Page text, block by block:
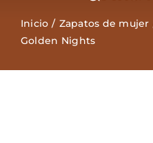
Inicio Zapatos de mujer
Golden Nights